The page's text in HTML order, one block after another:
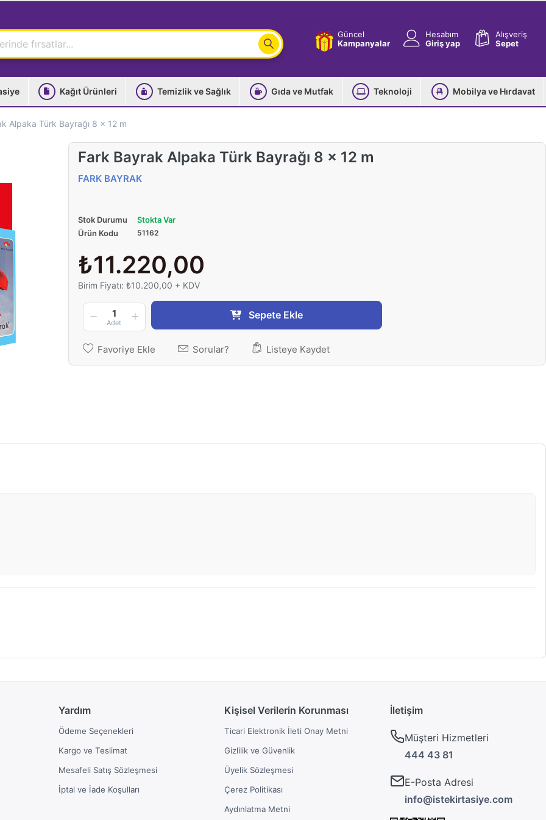
Güncel
Kampanyalar
Hesabım
Giriş yap
Alışveriş
Sepet
Kağıt Ürünleri Temizlik ve Sağlık Gıda ve Mutfak Teknoloji Mobilya ve Hırdavat
Alpaka Türk Bayrağı 8 x 12 m
Fark Bayrak Alpaka Türk Bayrağı 8 x 12 m
FARK BAYRAK
Stok Durumu
Stokta Var
Ürün Kodu
51162
₺11.220,00
Birim Fiyatı: ₺10.200,00 + KDV
1
Adet
Sepete Ekle
Favoriye Ekle Sorular? Listeye Kaydet
Yardım
Ödeme Seçenekleri
Kargo ve Teslimat
Mesafeli Satış Sözleşmesi
İptal ve İade Koşulları
Kişisel Verilerin Korunması
Ticari Elektronik İleti Onay Metni
Gizlilik ve Güvenlik
Üyelik Sözleşmesi
Çerez Politikası
Aydınlatma Metni
İletişim
Müşteri Hizmetleri
444 43 81
E-Posta Adresi
info@istekirtasiye.com